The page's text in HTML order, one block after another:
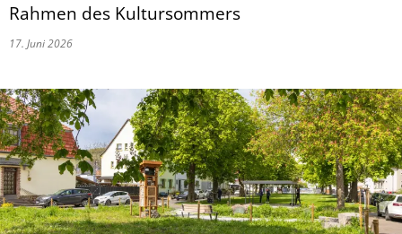
Rahmen des Kultursommers
17. Juni 2026